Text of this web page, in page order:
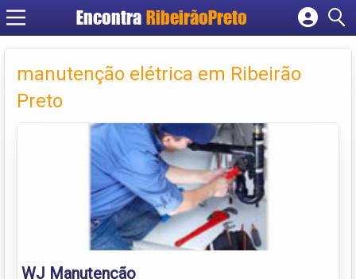
Encontra RibeirãoPreto
Cadastrar empresa
Criar conta
manutenção elétrica em Ribeirão
Preto
WJ Manutenção